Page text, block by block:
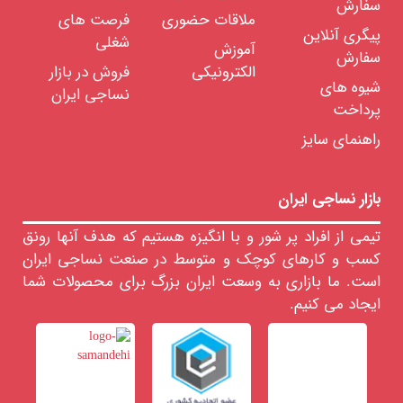
های
سیستم
پشمی
و
فاستونی
انواع
پارچه
از
الیاف
نباتی
تکنیکال
تکستایل
تاری
پودی
حلقوی
بی
بافت
سفارش
پیگری آنلاین
سفارش
شیوه های
پرداخت
راهنمای سایز
ملاقات حضوری
آموزش
الکترونیکی
فرصت های
شغلی
فروش در بازار
نساجی ایران
بازار نساجی ایران
تیمی از افراد پر شور و با انگیزه هستیم که هدف آنها رونق
کسب و کارهای کوچک و متوسط در صنعت نساجی ایران
است. ما بازاری به وسعت ایران بزرگ برای محصولات شما
ایجاد می کنیم.